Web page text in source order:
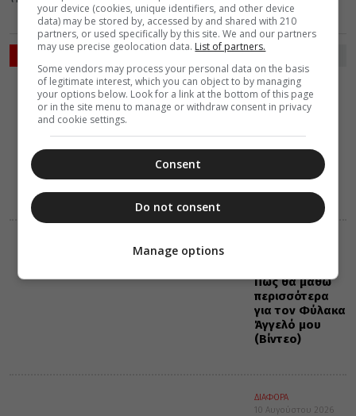
ΡΟΗ ΕΙΔΗΣΕΩΝ
VIDEOS
ΔΙΑΦΟΡΑ
10 Αυγούστου 2026
11:32
τους
ανθρώπους
στην ησυχία
τους (Βίντεο)
Πώς θα μάθω
περισσότερα
για τον Φύλακα
Άγγελό μου
(Βίντεο)
ΔΙΑΦΟΡΑ
10 Αυγούστου 2026
your device (cookies, unique identifiers, and other device
data) may be stored by, accessed by and shared with 210
partners, or used specifically by this site. We and our partners
may use precise geolocation data. List of partners.
Some vendors may process your personal data on the basis
of legitimate interest, which you can object to by managing
your options below. Look for a link at the bottom of this page
or in the site menu to manage or withdraw consent in privacy
and cookie settings.
Consent
Do not consent
Manage options